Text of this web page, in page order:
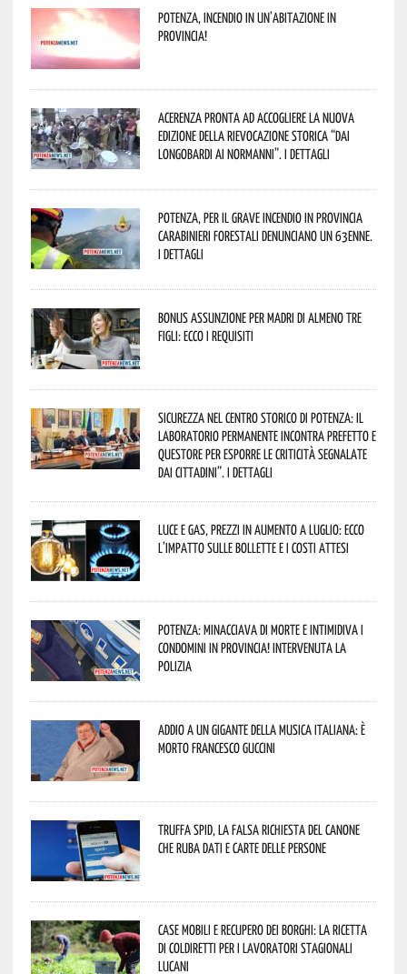
Potenza, incendio in un’abitazione in
provincia!
Acerenza pronta ad accogliere la nuova
edizione della rievocazione storica “Dai
Longobardi ai Normanni”. I dettagli
Potenza, per il grave incendio in Provincia
Carabinieri forestali denunciano un 63enne.
I dettagli
Bonus assunzione per madri di almeno tre
figli: ecco i requisiti
Sicurezza nel Centro Storico di Potenza: il
Laboratorio Permanente incontra Prefetto e
Questore per esporre le criticità segnalate
dai cittadini”. I dettagli
Luce e gas, prezzi in aumento a luglio: ecco
l’impatto sulle bollette e i costi attesi
Potenza: minacciava di morte e intimidiva i
condomini in provincia! Intervenuta la
Polizia
Addio a un gigante della musica italiana: è
morto Francesco Guccini
Truffa Spid, la falsa richiesta del canone
che ruba dati e carte delle persone
Case mobili e recupero dei borghi: la ricetta
di Coldiretti per i lavoratori stagionali
lucani